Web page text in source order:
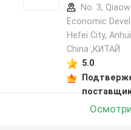
No. 3,
Economic
Hefei City,
China ,КИТАЙ
5.0